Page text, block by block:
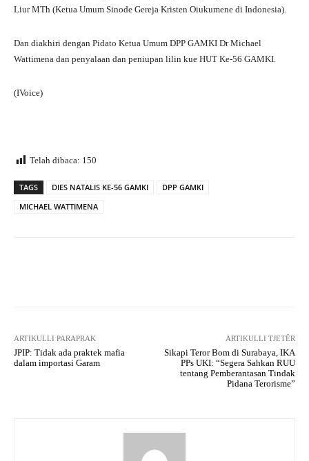
Liur MTh (Ketua Umum Sinode Gereja Kristen Oiukumene di Indonesia).
Dan diakhiri dengan Pidato Ketua Umum DPP GAMKI Dr Michael
Wattimena dan penyalaan dan peniupan lilin kue HUT Ke-56 GAMKI.
(IVoice)
Telah dibaca: 150
TAGS DIES NATALIS KE-56 GAMKI
DPP GAMKI
MICHAEL WATTIMENA
ARTIKULLI PARAPRAK
JPIP: Tidak ada praktek mafia
dalam importasi Garam
ARTIKULLI TJETËR
Sikapi Teror Bom di Surabaya, IKA
PPs UKI: “Segera Sahkan RUU
tentang Pemberantasan Tindak
Pidana Terorisme”